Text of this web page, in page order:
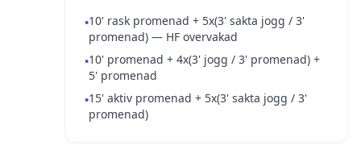
•10' rask promenad + 5x(3' sakta jogg / 3'
promenad) — HF overvakad
•10' promenad + 4x(3' jogg / 3' promenad) +
5' promenad
•15' aktiv promenad + 5x(3' sakta jogg / 3'
promenad)